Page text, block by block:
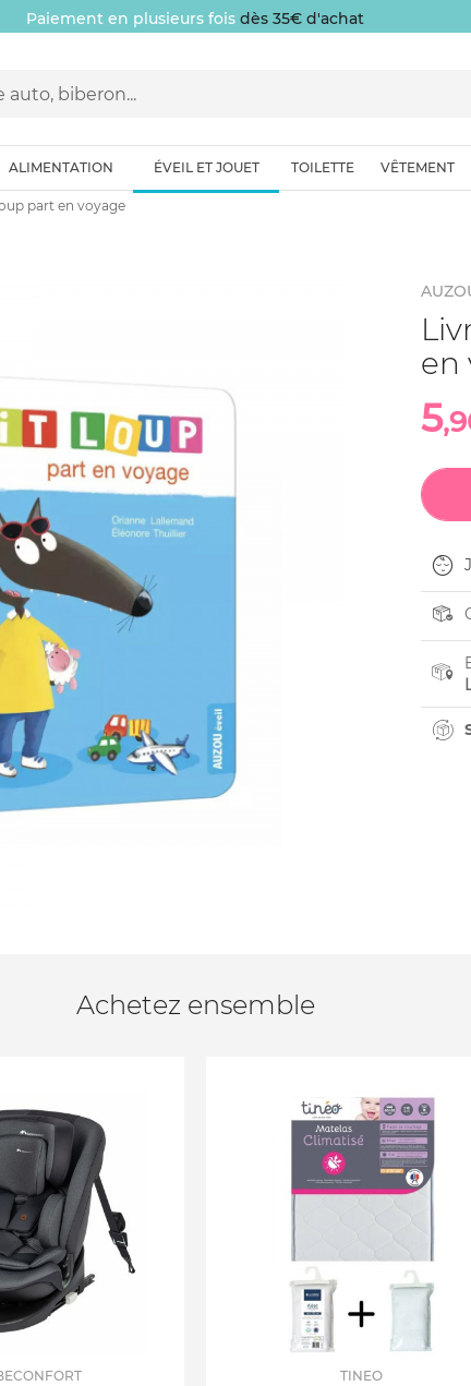
Paiement en plusieurs fois dès 35€ d'achat
ALIMENTATION ÉVEIL ET JOUET TOILETTE VÊTEMENT
part en voyage
en
5
Achetez ensemble
TINEO